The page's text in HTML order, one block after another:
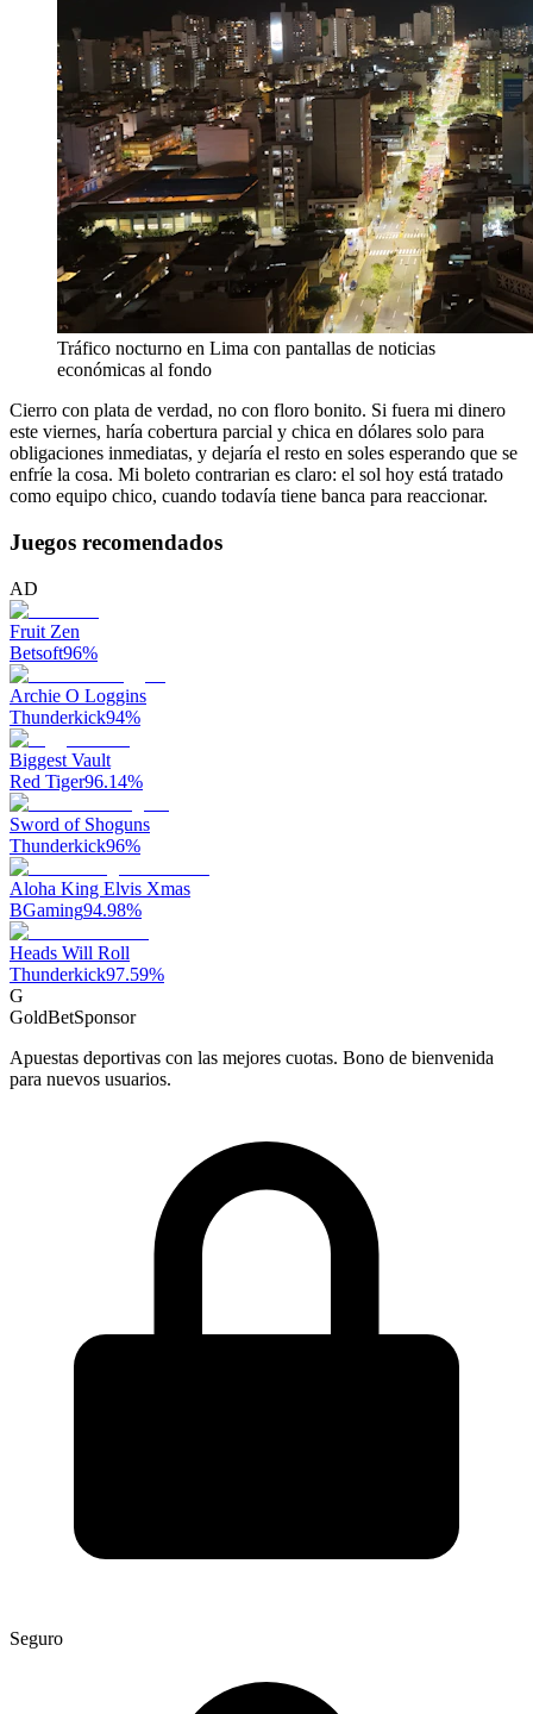
Tráfico nocturno en Lima con pantallas de noticias
económicas al fondo
Cierro con plata de verdad, no con floro bonito. Si fuera mi dinero
este viernes, haría cobertura parcial y chica en dólares solo para
obligaciones inmediatas, y dejaría el resto en soles esperando que se
enfríe la cosa. Mi boleto contrarian es claro: el sol hoy está tratado
como equipo chico, cuando todavía tiene banca para reaccionar.
Juegos recomendados
AD
Fruit Zen
Betsoft96%
Archie O Loggins
Thunderkick94%
Biggest Vault
Red Tiger96.14%
Sword of Shoguns
Thunderkick96%
Aloha King Elvis Xmas
BGaming94.98%
Heads Will Roll
Thunderkick97.59%
G
GoldBetSponsor
Apuestas deportivas con las mejores cuotas. Bono de bienvenida
para nuevos usuarios.
Seguro